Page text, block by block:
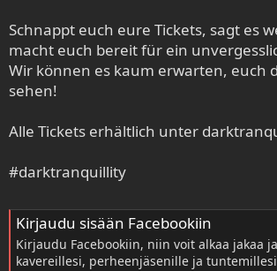
Schnappt euch eure Tickets, sagt es
macht euch bereit für ein
Wir können es kaum erwarten, euch
sehen!
Alle Tickets erhältlich unter
#darktranquillity
Kirjaudu sisään Facebookiin
Kirjaudu Facebookiin, niin voit alkaa jakaa
kavereillesi, perheenjäsenille ja